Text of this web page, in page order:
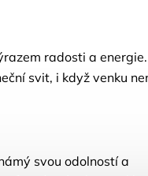
radosti a energie.
svit, i když venku
svou odolností a